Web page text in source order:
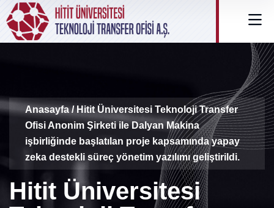
Anasayfa / Hitit Üniversitesi Teknoloji Transfer
Ofisi Anonim Şirketi ile Dalyan Makina
işbirliğinde başlatılan proje kapsamında yapay
zeka destekli süreç yönetim yazılımı geliştirildi.
Hitit Üniversitesi